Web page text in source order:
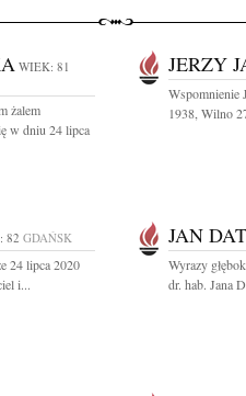
WIEK: 81
żalem
w dniu 24 lipca
JERZY
Wspomnienie
1938, Wilno
82 GDAŃSK
24 lipca 2020
i...
JAN
Wyrazy
dr. hab. Jana